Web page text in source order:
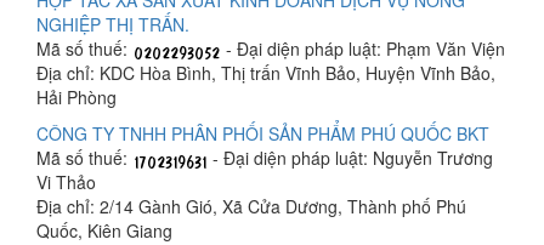
NGHIỆP THỊ TRẤN.
Mã số thuế:
- Đại diện pháp luật: Phạm Văn Viện
Địa chỉ: KDC Hòa Bình, Thị trấn Vĩnh Bảo, Huyện Vĩnh Bảo,
Hải Phòng
CÔNG TY TNHH PHÂN PHỐI SẢN PHẨM PHÚ QUỐC BKT
Mã số thuế:
- Đại diện pháp luật: Nguyễn Trương
Vi Thảo
Địa chỉ: 2/14 Gành Gió, Xã Cửa Dương, Thành phố Phú
Quốc, Kiên Giang